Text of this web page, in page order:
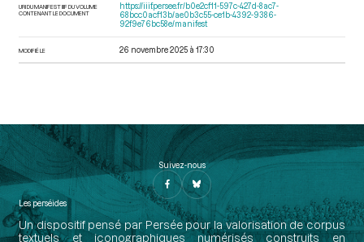
URI DU MANIFEST IIIF DU VOLUME
CONTENANT LE DOCUMENT
https://iiif.persee.fr/b0e2cf11-597c-427d-8ac7-
68bcc0acf13b/ae0b3c55-ce1b-4392-9386-
92f9e76bc58e/manifest
MODIFIÉ LE 26 novembre 2025 à 17:30
Suivez-nous
Les perséides
Un dispositif pensé par Persée pour la valorisation de corpus
textuels et iconographiques numérisés construits en